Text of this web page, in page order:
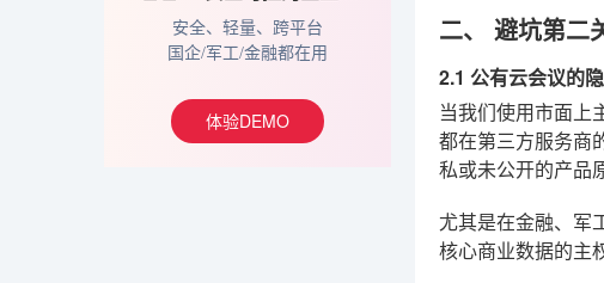
安全、轻量、跨平台
国企/军工/金融都在用
体验DEMO
二、 避坑第二
2.1 公有云会议的
当我们使用市面上
都在第三方服务商
私或未公开的产品
尤其是在金融、军
核心商业数据的主